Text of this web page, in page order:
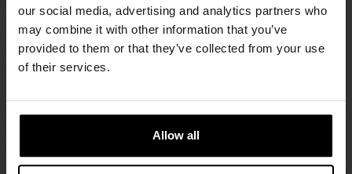
our social media, advertising and analytics partners who
may combine it with other information that you’ve
provided to them or that they’ve collected from your use
of their services.
Allow all
TURVALLISUUTTA JA MUKAVUUTTA
ÄÄRIOLOSUHTEISIIN
Vuonna 1964 perustettu Ursuit on suomalainen
kuivapukuja maailman vaativimpiin olosuhteisiin.
Ursuit®-kuivapuvut soveltuvat kaikenlaiseen